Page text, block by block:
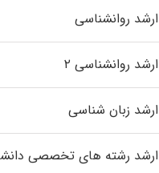
روانشناسی
روانشناسی ۲
زبان شناسی
رﺷﺘﻪ ﻫﺎی تخصصی